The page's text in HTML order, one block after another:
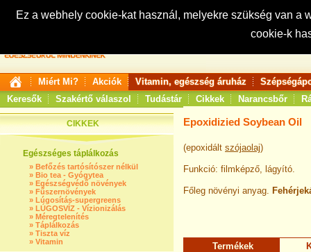
Ez a webhely cookie-kat használ, melyekre szükség van
cookie-k
Keresés:
Miért Mi? Akciók Vitamin, egészség áruház
Keresők
Szakértő válaszol Tudástár Cikkek Narancsbőr
CIKKEK
Egészséges táplálkozás
» Befőzés tartósítószer nélkül
» Bio tea - Gyógytea
» Egészségvédő növények
» Fűszernövények
» Lúgosítás-supergreens
» LÚGOSVÍZ - Vízionizálás
» Méregtelenítés
» Táplálkozás
» Tiszta víz
» Vitamin
Epoxidizied Soybean Oil
(epoxidált szójaolaj)
Funkció: filmképző, lágyító.
Főleg növényi anyag.
Termékek